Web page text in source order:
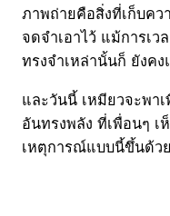
ภาพถ่ายคือสิ่งที่เก็บคว
จดจำเอาไว้ แม้การเว
ทรงจำเหล่านั้นก็ ยังค
และวันนี้ เหมียวจะพา
อันทรงพลัง ที่เพื่อนๆ เ
เหตุการณ์แบบนี้ขึ้นด้ว